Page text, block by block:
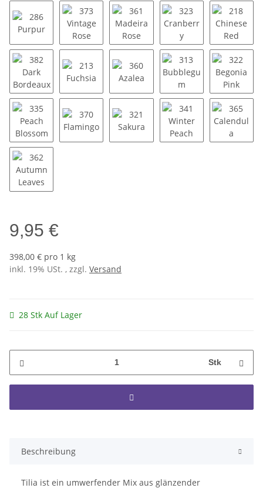
286 Purpur 373 Vintage Rose361 Madeira Rose323 Cranberry218
382 Dark Bordeaux213 Fuchsia 360 Azalea 313 Bubblegum
322
335 Peach Blossom
9,95 €
398,00 € pro 1 kg
inkl. 19% USt. , zzgl. Versand
28 Stk Auf Lager
Stk
Beschreibung
Tilia ist ein umwerfender Mix aus glänzender